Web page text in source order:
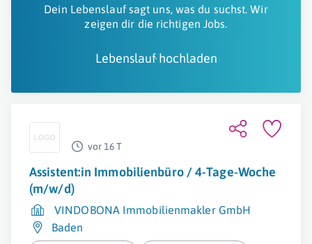
Dein Lebenslauf sagt uns, was du suchst. Wir
zeigen dir die richtigen Jobs.
Lebenslauf hochladen
vor 16 T
Assistent:in Immobilienbüro / 4-Tage-Woche
(m/w/d)
VINDOBONA Immobilienmakler GmbH
Baden